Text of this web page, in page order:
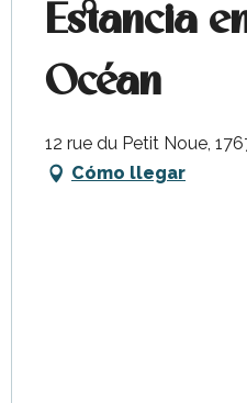
Estancia
Océan
12 rue du Petit Noue,
Cómo llegar